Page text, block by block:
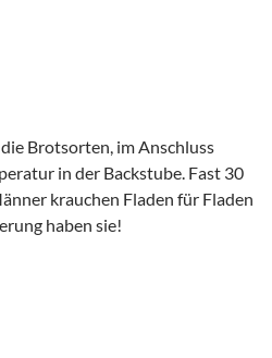
Brotsorten, im Anschluss
in der Backstube. Fast 30
krauchen Fladen für Fladen
haben sie!